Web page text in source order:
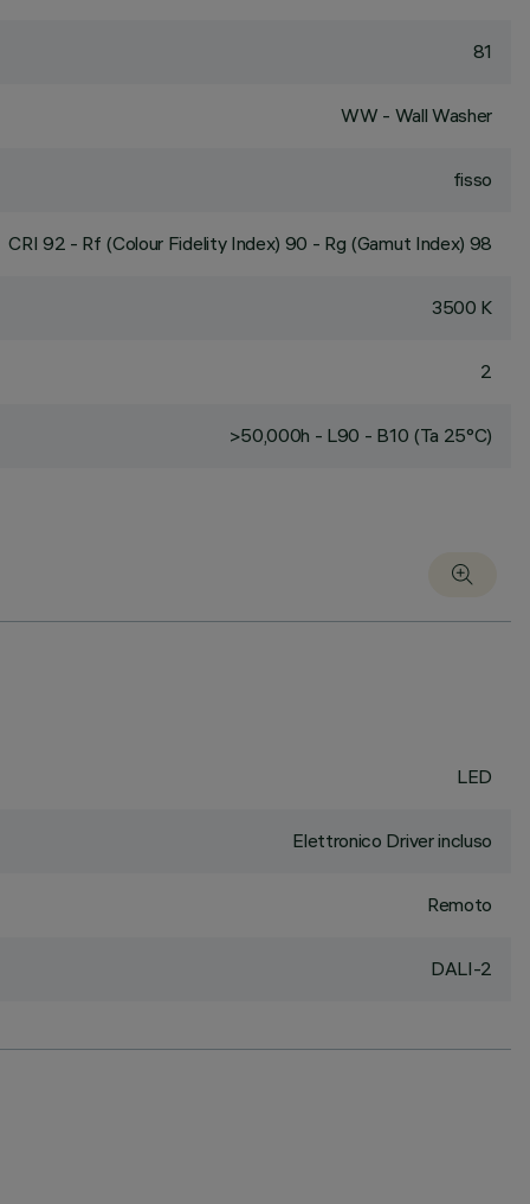
81
WW - Wall Washer
fisso
CRI 92 - Rf (Colour Fidelity Index) 90 - Rg (Gamut Index) 98
3500 K
2
>50,000h - L90 - B10 (Ta 25°C)
LED
Elettronico Driver incluso
Remoto
DALI-2